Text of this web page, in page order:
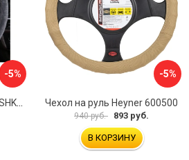
-5% -5%
Чехол на руль Heyner 600500
940 руб. 893 руб.
В КОРЗИНУ